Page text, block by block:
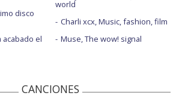
disco
acabado el
world
Charli xcx, Music, fashion, film
Muse, The wow! signal
CANCIONES